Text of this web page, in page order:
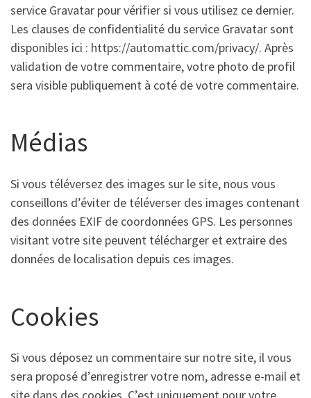
service Gravatar pour vérifier si vous utilisez ce dernier.
Les clauses de confidentialité du service Gravatar sont
disponibles ici : https://automattic.com/privacy/. Après
validation de votre commentaire, votre photo de profil
sera visible publiquement à coté de votre commentaire.
Médias
Si vous téléversez des images sur le site, nous vous
conseillons d’éviter de téléverser des images contenant
des données EXIF de coordonnées GPS. Les personnes
visitant votre site peuvent télécharger et extraire des
données de localisation depuis ces images.
Cookies
Si vous déposez un commentaire sur notre site, il vous
sera proposé d’enregistrer votre nom, adresse e-mail et